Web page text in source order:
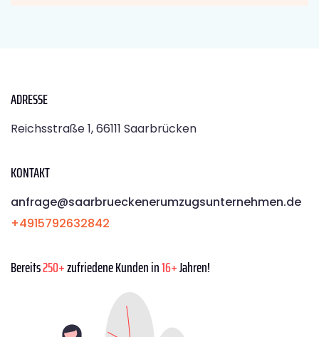
ADRESSE
Reichsstraße 1, 66111 Saarbrücken
KONTAKT
anfrage@saarbrueckenerumzugsunternehmen.de
+4915792632842
Bereits250+zufriedene Kunden in16+Jahren!